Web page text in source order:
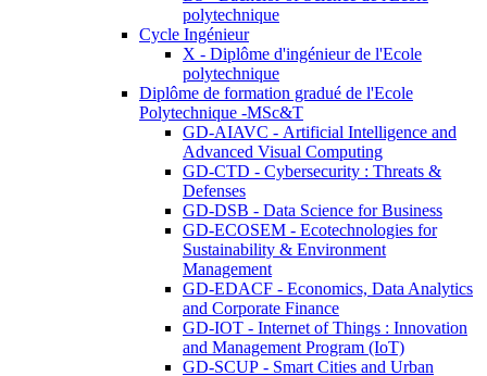
polytechnique
Cycle Ingénieur
X - Diplôme d'ingénieur de l'Ecole
polytechnique
Diplôme de formation gradué de l'Ecole
Polytechnique -MSc&T
GD-AIAVC - Artificial Intelligence and
Advanced Visual Computing
GD-CTD - Cybersecurity : Threats &
Defenses
GD-DSB - Data Science for Business
GD-ECOSEM - Ecotechnologies for
Sustainability & Environment
Management
GD-EDACF - Economics, Data Analytics
and Corporate Finance
GD-IOT - Internet of Things : Innovation
and Management Program (IoT)
GD-SCUP - Smart Cities and Urban